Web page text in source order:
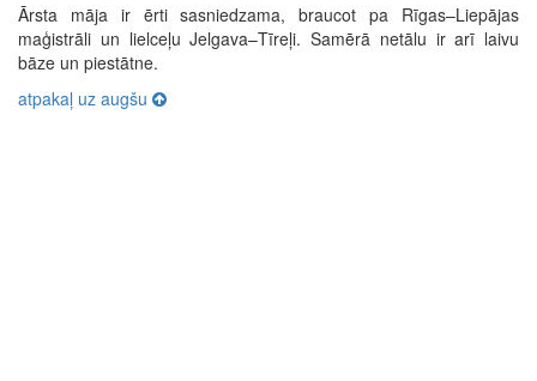
Ārsta māja ir ērti sasniedzama, braucot pa Rīgas–Liepājas
maģistrāli un lielceļu Jelgava–Tīreļi. Samērā netālu ir arī laivu
bāze un piestātne.
atpakaļ uz augšu